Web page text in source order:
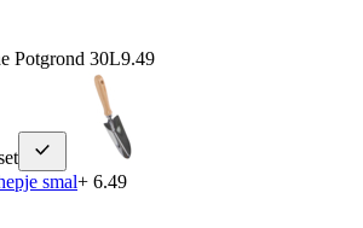
Potgrond 30L9.49
smal+ 6.49